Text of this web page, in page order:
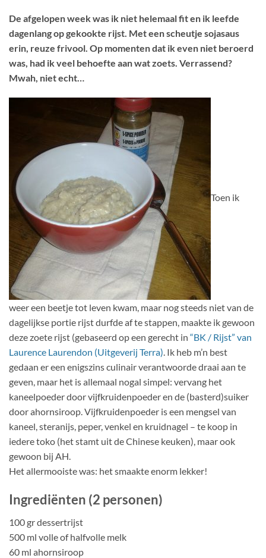
De afgelopen week was ik niet helemaal fit en ik leefde
dagenlang op gekookte rijst. Met een scheutje sojasaus
erin, reuze frivool. Op momenten dat ik even niet beroerd
was, had ik veel behoefte aan wat zoets. Verrassend?
Mwah, niet echt…
Toen ik
weer een beetje tot leven kwam, maar nog steeds niet van de
dagelijkse portie rijst durfde af te stappen, maakte ik gewoon
deze zoete rijst (gebaseerd op een gerecht in “BK / Rijst” van
Laurence Laurendon (Uitgeverij Terra) . Ik heb m’n best
gedaan er een enigszins culinair verantwoorde draai aan te
geven, maar het is allemaal nogal simpel: vervang het
kaneelpoeder door vijfkruidenpoeder en de (basterd)suiker
door ahornsiroop. Vijfkruidenpoeder is een mengsel van
kaneel, steranijs, peper, venkel en kruidnagel – te koop in
iedere toko (het stamt uit de Chinese keuken), maar ook
gewoon bij AH.
Het allermooiste was: het smaakte enorm lekker!
Ingrediënten (2 personen)
100 gr dessertrijst
500 ml volle of halfvolle melk
60 ml ahornsiroop